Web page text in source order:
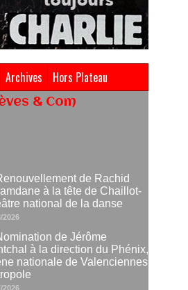
Archives Hors Plateau
& Com
de Jérôme
à la direction du Phénix,
nationale de Valenciennes
2026
de Servane
et Mikaël Serre à la
de la Comédie de